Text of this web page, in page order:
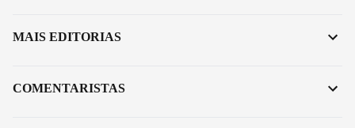
MAIS EDITORIAS
COMENTARISTAS